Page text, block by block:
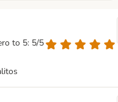
to 5: 5/5